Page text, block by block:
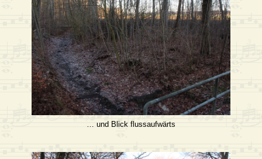
… und Blick flussaufwärts